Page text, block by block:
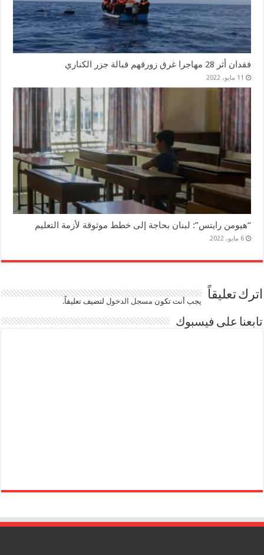
فقدان أثر 28 مهاجرا غرق زورقهم قبالة جزر الكناري
11 مايو، 2022
“هيومن رايتس”: لبنان بحاجة إلى خطط موثوقة لأزمة التعليم
6 مايو، 2022
اترك تعليقاً يجب أنت تكون مسجل الدخوللتضيف تعليقاً.
تابعنا على فيسبوك